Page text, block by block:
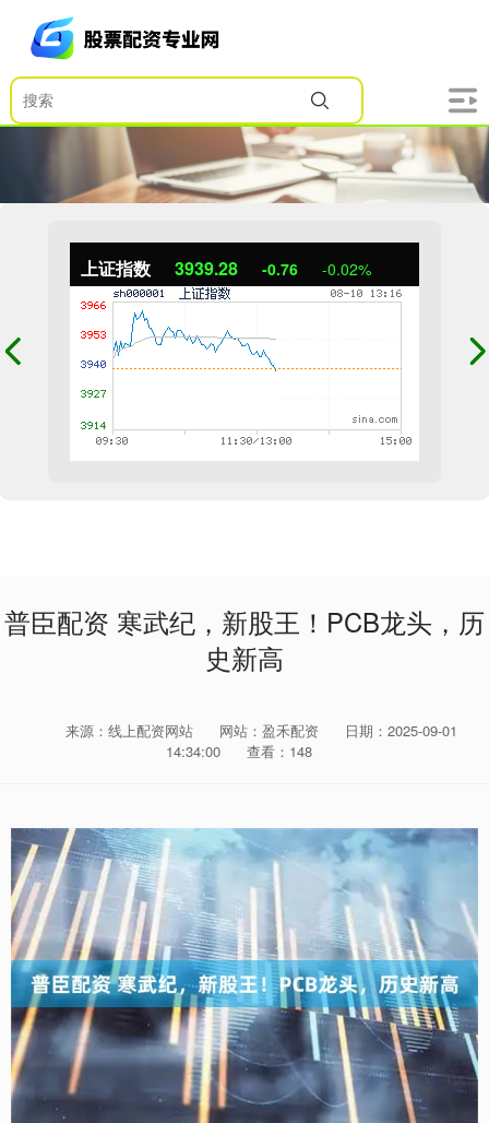
上证指数 3939.44 -0.60 -0.02%
普臣配资 寒武纪，新股王！PCB龙头，历
史新高
来源：线上配资网站 网站：盈禾配资
日期：2025-09-01
14:34:00
查看：148